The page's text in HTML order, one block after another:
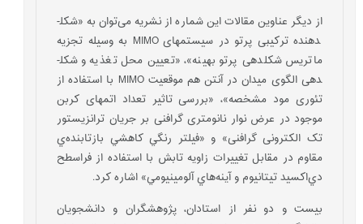
از دیگر عناوین مقالات این شماره از نشریه می‌توان به «شکل­
دهنده ترکیبی پرتو در سیستم­های MIMO به وسیله تجزیه
ماتریس شکل­دهی پرتو بهینه»، «تعیین محل تغذیه و شکل­
دهی الگوی میدان در آنتن هم موقعیت MIMO با استفاده از
تئوری مود مشخصه»، «بررسی تاثیر تعداد اتمهای کربن
موجود در عرض نوار نانومتری گرافنی بر جریان ترانزیستور
تک الکترونی گرافنی» و «فیلتر رنگي كاهشي بازتابنده‌ي
مقاوم در مقابل تغييرات زاويه تابش با استفاده از فراسطح
دي‌اکسيد تيتانيوم و آينه‌هاي آلومينيومي» اشاره کرد.
بیست و دو نفر از استادان، پژوهشگران و دانشجویان